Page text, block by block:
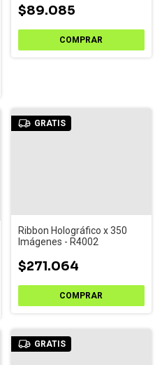
$89.085
GRATIS
Ribbon Holográfico x 350
Imágenes - R4002
$271.064
GRATIS